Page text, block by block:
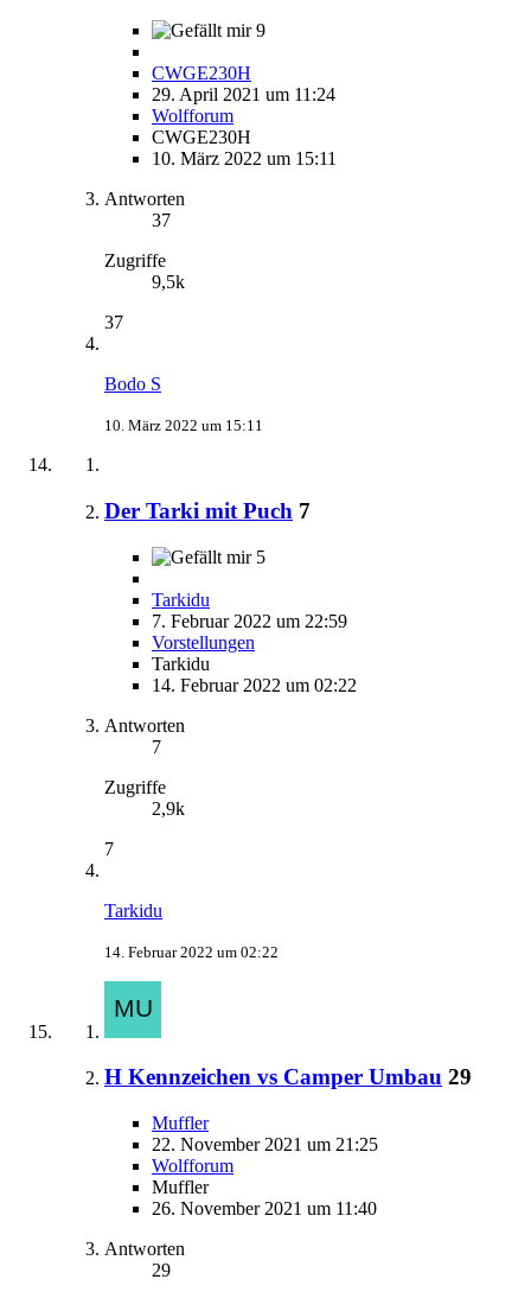
9
CWGE230H
29. April 2021 um 11:24
Wolfforum
CWGE230H
10. März 2022 um 15:11
Antworten
37
Zugriffe
9,5k
37
Bodo S
10. März 2022 um 15:11
Der Tarki mit Puch 7
5
Tarkidu
7. Februar 2022 um 22:59
Vorstellungen
Tarkidu
14. Februar 2022 um 02:22
Antworten
7
Zugriffe
2,9k
7
Tarkidu
14. Februar 2022 um 02:22
H Kennzeichen vs Camper Umbau 29
Muffler
22. November 2021 um 21:25
Wolfforum
Muffler
26. November 2021 um 11:40
Antworten
29